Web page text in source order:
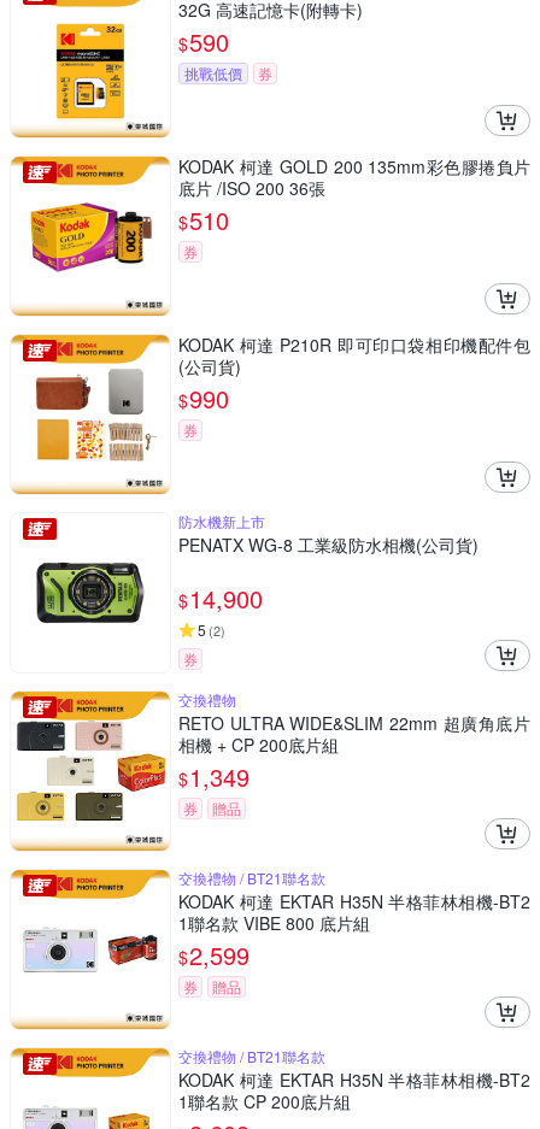
32G 高速記憶卡(附轉卡)
$590
挑戰低價 券
KODAK 柯達 GOLD 200 135mm彩色膠捲負片
底片 /ISO 200 36張
$510
券
KODAK 柯達 P210R 即可印口袋相印機配件包
(公司貨)
$990
券
防水機新上市
PENATX WG-8 工業級防水相機(公司貨)
$14,900
5 (2)
券
交換禮物
RETO ULTRA WIDE&SLIM 22mm 超廣角底片
相機 + CP 200底片組
$1,349
券 贈品
交換禮物 / BT21聯名款
KODAK 柯達 EKTAR H35N 半格菲林相機-BT2
1聯名款 VIBE 800 底片組
$2,599
券 贈品
交換禮物 / BT21聯名款
KODAK 柯達 EKTAR H35N 半格菲林相機-BT2
1聯名款 CP 200底片組